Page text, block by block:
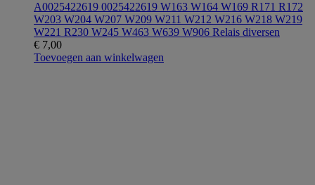
A0025422619 0025422619 W163 W164 W169 R171 R172
W203 W204 W207 W209 W211 W212 W216 W218 W219
W221 R230 W245 W463 W639 W906 Relais diversen
€ 7,00
Toevoegen aan winkelwagen